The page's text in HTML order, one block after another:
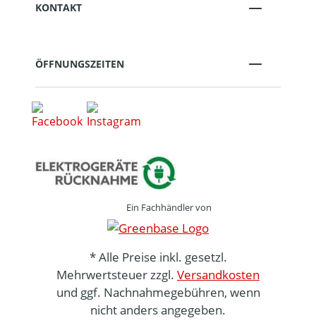
KONTAKT
ÖFFNUNGSZEITEN
Ein Fachhändler von
* Alle Preise inkl. gesetzl.
Mehrwertsteuer zzgl. Versandkosten
und ggf. Nachnahmegebühren, wenn
nicht anders angegeben.